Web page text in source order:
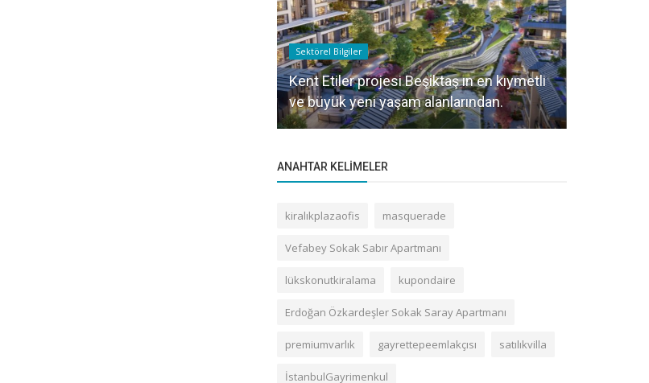
Sektörel Bilgiler
Kent Etiler projesi Beşiktaş ın en kıymetli
ve büyük yeni yaşam alanlarından.
ANAHTAR KELIMELER
kiralıkplazaofis masquerade
Vefabey Sokak Sabır Apartmanı
lükskonutkiralama kupondaire
Erdoğan Özkardeşler Sokak Saray Apartmanı
premiumvarlık gayrettepeemlakçısı satılıkvilla
İstanbulGayrimenkul